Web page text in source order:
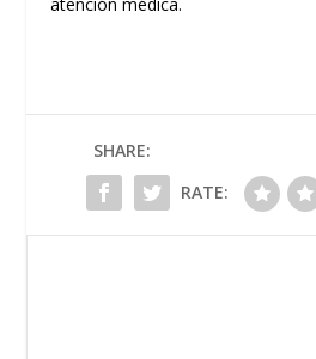
atención médica.
SHARE:
RATE: